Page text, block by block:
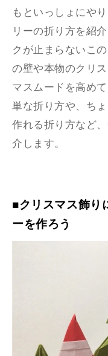
もといっしょにや
リーの折り方を紹
クが止まらないこ
の壁や本物のクリ
マスムードを高め
単な折り方や、ち
作れる折り方など
介します。
■クリスマス飾り
ーを作ろう